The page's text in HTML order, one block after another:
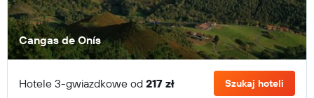
Cangas de Onís
Hotele 3-gwiazdkowe od 217 zł Szukaj hoteli